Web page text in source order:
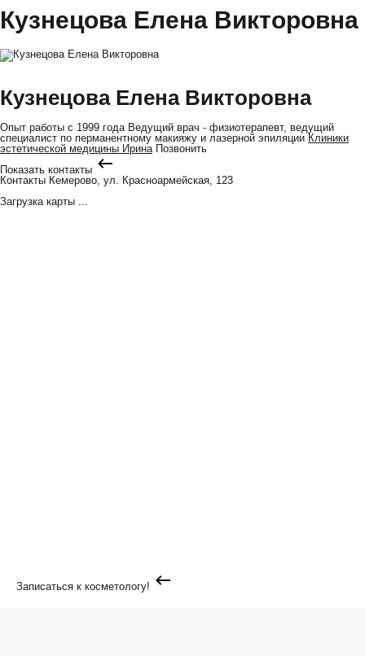
Кузнецова Елена Викторовна
Кузнецова Елена Викторовна
Опыт работы с 1999 года Ведущий врач - физиотерапевт, ведущий
специалист по перманентному макияжу и лазерной эпиляции Клиники
эстетической медицины Ирина Позвонить
Показать контакты
Контакты Кемерово, ул. Красноармейская, 123
Загрузка карты ...
Записаться к косметологу!